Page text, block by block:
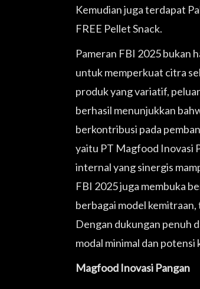
Kemudian juga terdapat
FREE Pellet Snack.
Pameran FBI 2025 bukan
untuk memperkuat citra
produk yang variatif,
berhasil menunjukkan
berkontribusi pada
yaitu PT Magfood Inovasi
internal yang sinergis
FBI 2025 juga membuka
berbagai model
Dengan dukungan penuh
modal minimal dan
Magfood Inovasi Pangan